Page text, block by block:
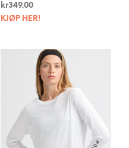
kr349.00
KJØP HER!